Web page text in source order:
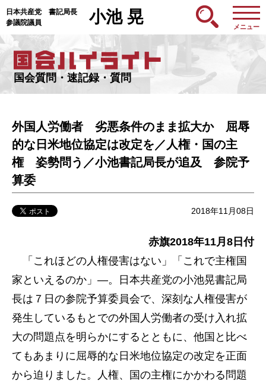
日本共産党 書記局長
参議院議員
小池 晃
メニュー
国会質問・速記録・質問
外国人労働者 劣悪条件のまま拡大か 屈辱
的な日米地位協定は改定を／人権・国の主
権 姿勢問う／小池書記局長が追及 参院予
算委
2018年11月08日
赤旗2018年11月8 日付
「これほどの人権侵害はない」「これで主権国
家といえるのか」―。日本共産党の小池晃書記局
長は７日の参院予算委員会で、深刻な人権侵害が
発生しているもとでの外国人労働者の受け入れ拡
大の問題点を明らかにするとともに、他国と比べ
てもあまりに屈辱的な日米地位協定の改定を正面
から迫りました。人権、国の主権にかかわる問題